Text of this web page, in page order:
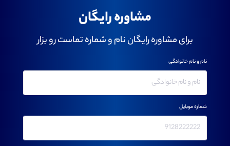
مشاوره رایگان
برای مشاوره رایگان نام و شماره تماست رو بزار
نام و نام خانوادگی
شماره موبایل